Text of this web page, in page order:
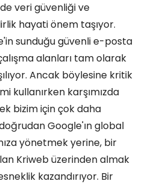
veri güvenliği ve
hayati önem taşıyor.
sunduğu güvenli e-posta
alanları tam olarak
Ancak böylesine kritik
kullanırken karşımızda
bizim için çok daha
Google'ın global
yönetmek yerine, bir
Kriweb üzerinden almak
kazandırıyor. Bir